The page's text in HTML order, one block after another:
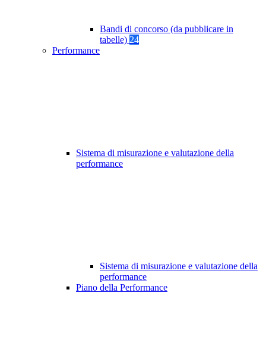
Bandi di concorso (da pubblicare in
tabelle) 24
Performance
Sistema di misurazione e valutazione della
performance
Sistema di misurazione e valutazione della
performance
Piano della Performance